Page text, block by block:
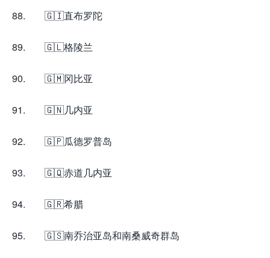
88. 🇬🇮直布罗陀
89. 🇬🇱格陵兰
90. 🇬🇲冈比亚
91. 🇬🇳几内亚
92. 🇬🇵瓜德罗普岛
93. 🇬🇶赤道几内亚
94. 🇬🇷希腊
95. 🇬🇸南乔治亚岛和南桑威奇群岛